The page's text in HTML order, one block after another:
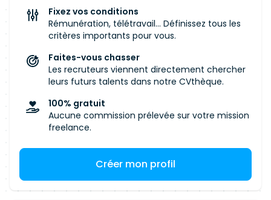
modules SD (Sales & Distribution), LE (Logistics
Execution) (Very) nice to have Expérience dans
le secteur aéronautique / MRO Connaissance
des flux pièces de rechange (Spares) LANGUAGE
: Anglais Professionnel
Fixez vos conditions
Rémunération, télétravail... Définissez tous les
critères importants pour vous.
Faites-vous chasser
Les recruteurs viennent directement chercher
leurs futurs talents dans notre CVthèque.
100% gratuit
Aucune commission prélevée sur votre mission
freelance.
Créer mon profil